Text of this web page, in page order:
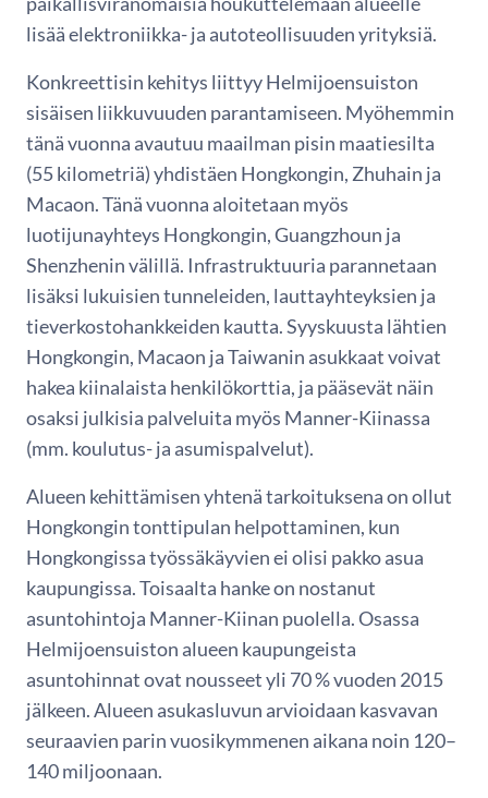
lisää elektroniikka- ja autoteollisuuden yrityksiä.
Konkreettisin kehitys liittyy Helmijoensuiston
sisäisen liikkuvuuden parantamiseen. Myöhemmin
tänä vuonna avautuu maailman pisin maatiesilta
(55 kilometriä) yhdistäen Hongkongin, Zhuhain ja
Macaon. Tänä vuonna aloitetaan myös
luotijunayhteys Hongkongin, Guangzhoun ja
Shenzhenin välillä. Infrastruktuuria parannetaan
lisäksi lukuisien tunneleiden, lauttayhteyksien ja
tieverkostohankkeiden kautta. Syyskuusta lähtien
Hongkongin, Macaon ja Taiwanin asukkaat voivat
hakea kiinalaista henkilökorttia, ja pääsevät näin
osaksi julkisia palveluita myös Manner-Kiinassa
(mm. koulutus- ja asumispalvelut).
Alueen kehittämisen yhtenä tarkoituksena on ollut
Hongkongin tonttipulan helpottaminen, kun
Hongkongissa työssäkäyvien ei olisi pakko asua
kaupungissa. Toisaalta hanke on nostanut
asuntohintoja Manner-Kiinan puolella. Osassa
Helmijoensuiston alueen kaupungeista
asuntohinnat ovat nousseet yli 70 % vuoden 2015
jälkeen. Alueen asukasluvun arvioidaan kasvavan
seuraavien parin vuosikymmenen aikana noin 120–
140 miljoonaan.